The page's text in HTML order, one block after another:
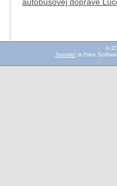
autobusovej doprave
©
Joomla! is Free